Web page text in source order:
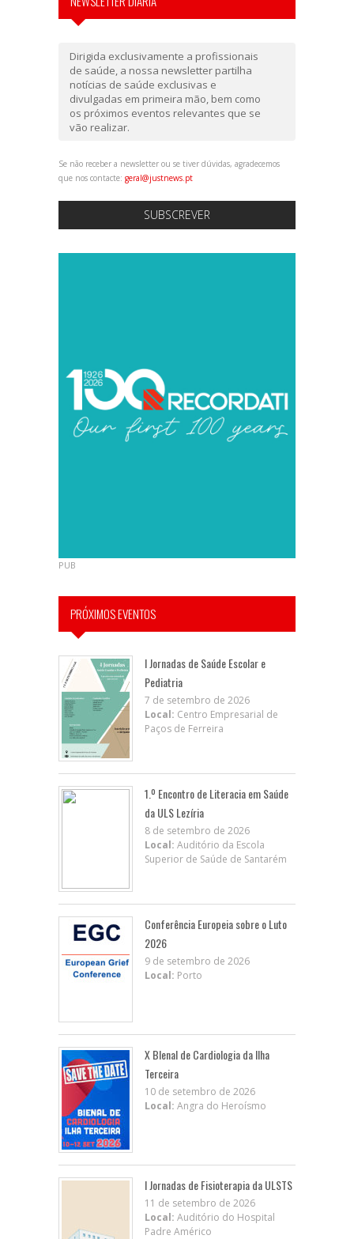
Dirigida exclusivamente a profissionais
de saúde, a nossa newsletter partilha
notícias de saúde exclusivas e
divulgadas em primeira mão, bem como
os próximos eventos relevantes que se
vão realizar.
Se não receber a newsletter ou se tiver dúvidas, agradecemos
que nos contacte: geral@justnews.pt
SUBSCREVER
PUB
PRÓXIMOS EVENTOS
I Jornadas de Saúde Escolar e
Pediatria
7 de setembro de 2026
Local: Centro Empresarial de
Paços de Ferreira
1.º Encontro de Literacia em Saúde
da ULS Lezíria
8 de setembro de 2026
Local: Auditório da Escola
Superior de Saúde de Santarém
Conferência Europeia sobre o Luto
2026
9 de setembro de 2026
Local: Porto
X BIenal de Cardiologia da Ilha
Terceira
10 de setembro de 2026
Local: Angra do Heroísmo
I Jornadas de Fisioterapia da ULSTS
11 de setembro de 2026
Local: Auditório do Hospital
Padre Américo